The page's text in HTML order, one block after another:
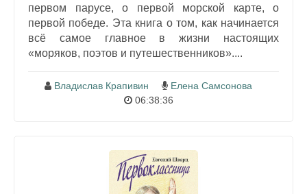
первом парусе, о первой морской карте, о
первой победе. Эта книга о том, как начинается
всё самое главное в жизни настоящих
«моряков, поэтов и путешественников»....
Владислав Крапивин
Елена Самсонова
06:38:36